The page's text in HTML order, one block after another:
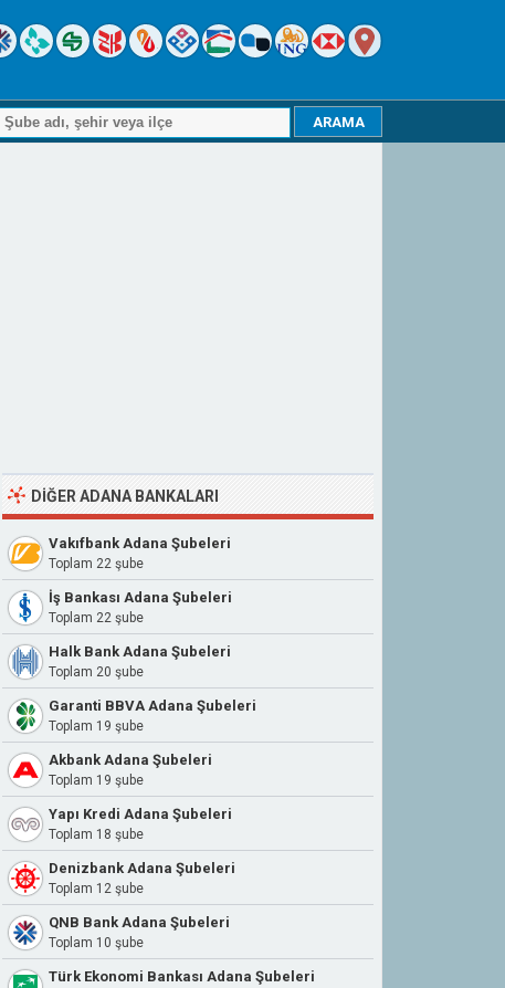
DIĞER ADANA BANKALARI
Vakıfbank Adana Şubeleri
Toplam 22 şube
İş Bankası Adana Şubeleri
Toplam 22 şube
Halk Bank Adana Şubeleri
Toplam 20 şube
Garanti BBVA Adana Şubeleri
Toplam 19 şube
Akbank Adana Şubeleri
Toplam 19 şube
Yapı Kredi Adana Şubeleri
Toplam 18 şube
Denizbank Adana Şubeleri
Toplam 12 şube
QNB Bank Adana Şubeleri
Toplam 10 şube
Türk Ekonomi Bankası Adana Şubeleri